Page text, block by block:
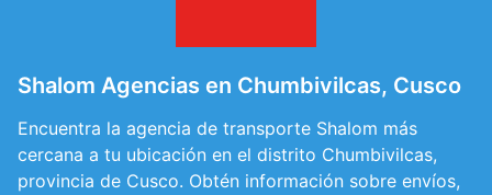
Shalom Agencias en Chumbivilcas, Cusco
Encuentra la agencia de transporte Shalom más
cercana a tu ubicación en el distrito Chumbivilcas,
provincia de Cusco. Obtén información sobre envíos,